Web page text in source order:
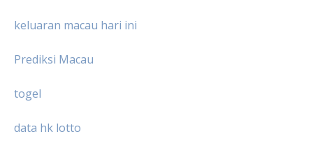
keluaran macau hari ini
Prediksi Macau
togel
data hk lotto